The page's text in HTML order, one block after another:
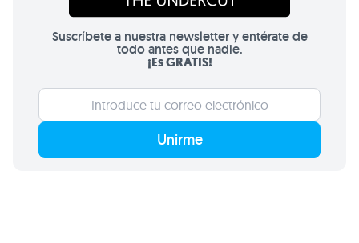
Suscríbete a nuestra newsletter y entérate de
todo antes que nadie.
¡Es GRATIS!
Unirme